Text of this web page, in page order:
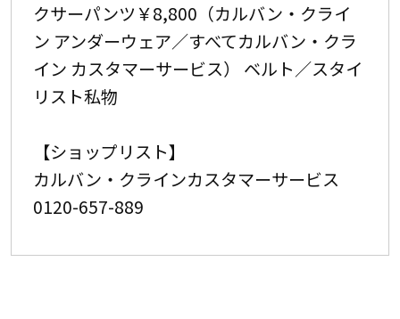
クサーパンツ￥8,800（カルバン・クライ
ン アンダーウェア／すべてカルバン・クラ
イン カスタマーサービス） ベルト／スタイ
リスト私物
【ショップリスト】
カルバン・クラインカスタマーサービス
0120-657-889